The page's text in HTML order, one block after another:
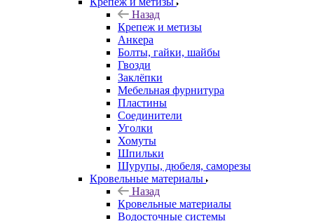
Назад
Крепеж и метизы
Анкера
Болты, гайки, шайбы
Гвозди
Заклёпки
Мебельная фурнитура
Пластины
Соединители
Уголки
Хомуты
Шпильки
Шурупы, дюбеля, саморезы
Кровельные материалы
Назад
Кровельные материалы
Водосточные системы